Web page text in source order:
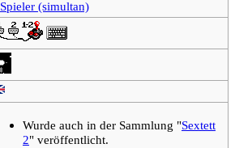
Spieler (simultan)
Wurde auch in der Sammlung "Sextett
2" veröffentlicht.